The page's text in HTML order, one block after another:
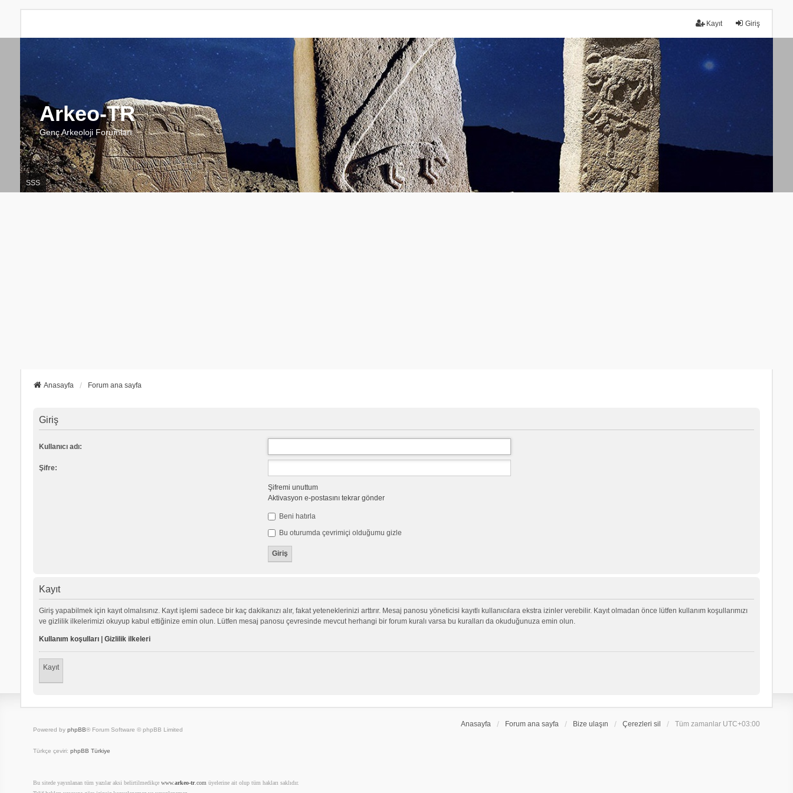
Giriş
Kayıt
Arkeo-TR
Genç Arkeoloji Forumları
SSS
Anasayfa Forum ana sayfa
Giriş
Kullanıcı adı:
Şifre:
Şifremi unuttum
Aktivasyon e-postasını tekrar gönder
Beni hatırla
Bu oturumda çevrimiçi olduğumu gizle
Kayıt
Giriş yapabilmek için kayıt olmalısınız. Kayıt işlemi sadece bir kaç dakikanızı alır, fakat yeteneklerinizi arttırır. Mesaj panosu yöneticisi kayıtlı kullanıcılara ekstra izinler verebilir. Kayıt olmadan önce lütfen kullanım koşullarımızı
ve gizlilik ilkelerimizi okuyup kabul ettiğinize emin olun. Lütfen mesaj panosu çevresinde mevcut herhangi bir forum kuralı varsa bu kuralları da okuduğunuza emin olun.
Kullanım koşulları| Gizlilik ilkeleri
Kayıt
Anasayfa Forum ana sayfa Bize ulaşın Çerezleri sil Tüm zamanlar UTC+03:00
Powered by phpBB® Forum Software © phpBB Limited
Türkçe çeviri: phpBB Türkiye
Bu sitede yayınlanan tüm yazılar aksi belirtilmedikçe www.arkeo-tr.com üyelerine ait olup tüm hakları saklıdır.